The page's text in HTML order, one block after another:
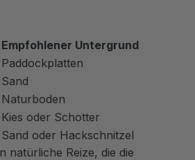
Empfohlener Untergrund
Paddockplatten
Sand
Naturboden
Kies oder Schotter
Sand oder Hackschnitzel
natürliche Reize, die die